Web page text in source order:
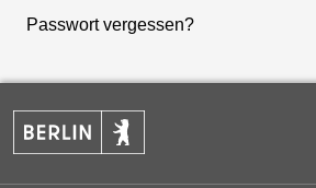
Passwort vergessen?